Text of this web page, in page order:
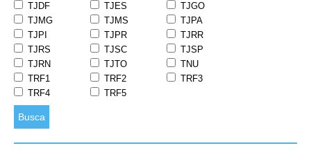
TJDF
TJES
TJGO
TJMG
TJMS
TJPA
TJPI
TJPR
TJRR
TJRS
TJSC
TJSP
TJRN
TJTO
TNU
TRF1
TRF2
TRF3
TRF4
TRF5
Busca